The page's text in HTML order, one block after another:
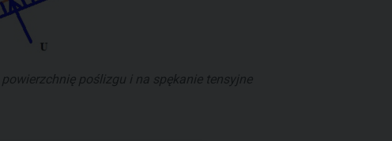
poślizgu i na spękanie tensyjne